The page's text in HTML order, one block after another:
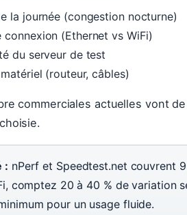
la journée (congestion nocturne)
connexion (Ethernet vs WiFi)
du serveur de test
(routeur, câbles)
commerciales actuelles vont
: nPerf et Speedtest.net couvrent
comptez 20 à 40 % de variation
pour un usage fluide.